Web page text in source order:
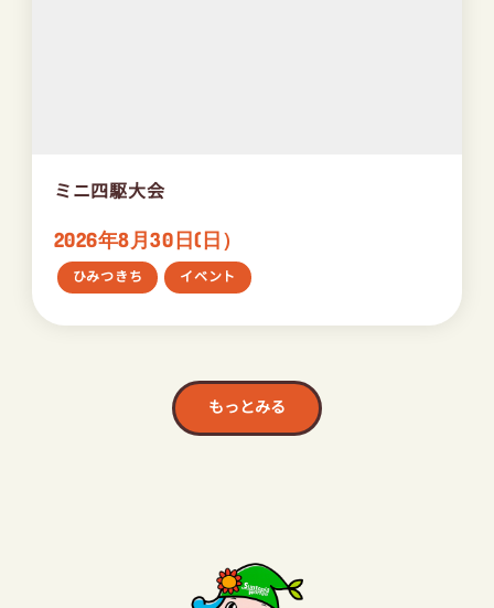
ミニ四駆大会
2026年8月30日(日）
ひみつきち イベント
もっとみる